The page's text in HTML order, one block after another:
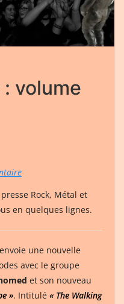
volume
Rock, Métal et
en quelques lignes.
une nouvelle
avec le groupe
et son nouveau
». Intitulé « The Walking